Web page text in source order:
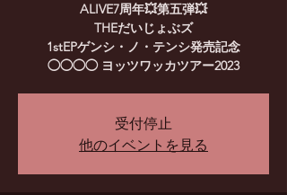
ALIVE7周年💥第五弾💥
THEだいじょぶズ
1stEPゲンシ・ノ・テンシ発売記念
◯◯◯◯ ヨッツワッカツアー2023
受付停止
他のイベントを見る